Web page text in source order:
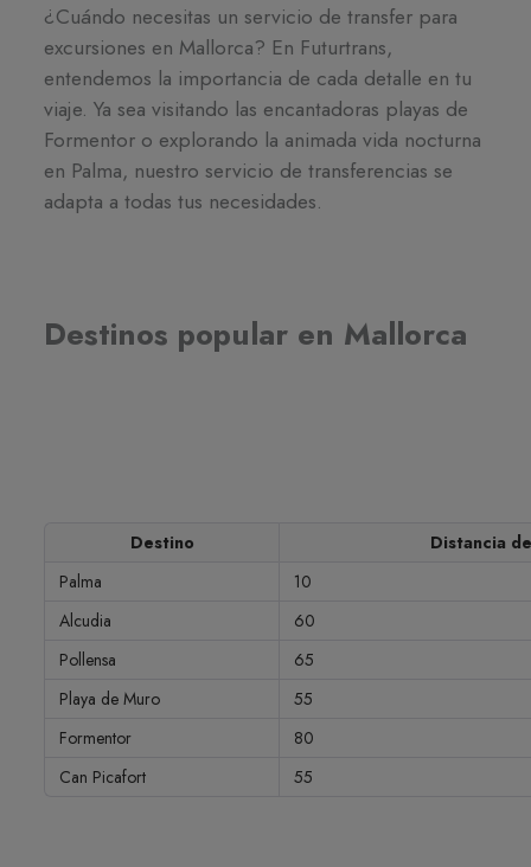
¿Cuándo necesitas un servicio de transfer para
excursiones en Mallorca? En Futurtrans,
entendemos la importancia de cada detalle en tu
viaje. Ya sea visitando las encantadoras playas de
Formentor o explorando la animada vida nocturna
en Palma, nuestro servicio de transferencias se
adapta a todas tus necesidades.
Destinos popular en Mallorca
Destino
Distancia
Palma
10
Alcudia
60
Pollensa
65
Playa de Muro
55
Formentor
80
Can Picafort
55